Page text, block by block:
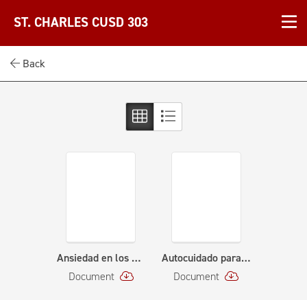
ST. CHARLES CUSD 303
Back
Ansiedad en los Niños (8-24-20)
Document
Autocuidado para Padres (9-9-20)
Document